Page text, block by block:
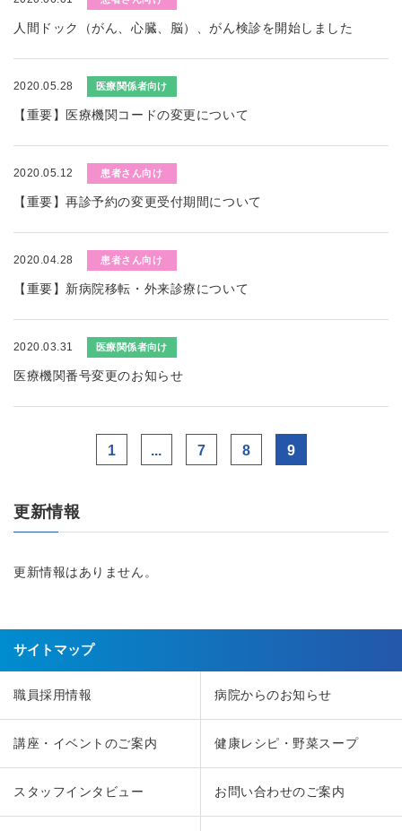
人間ドック（がん、心臓、脳）、がん検診を開始しました
2020.05.28 医療関係者向け
【重要】医療機関コードの変更について
2020.05.12 患者さん向け
【重要】再診予約の変更受付期間について
2020.04.28 患者さん向け
【重要】新病院移転・外来診療について
2020.03.31 医療関係者向け
医療機関番号変更のお知らせ
1 ... 7 8 9
更新情報
更新情報はありません。
サイトマップ
職員採用情報 病院からのお知らせ
講座・イベントのご案内 健康レシピ・野菜スープ
スタッフインタビュー お問い合わせのご案内